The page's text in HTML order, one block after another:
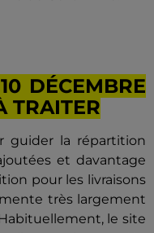
DÉCEMBRE
TRAITER
guider la répartition
et davantage
pour les livraisons
très largement
le site